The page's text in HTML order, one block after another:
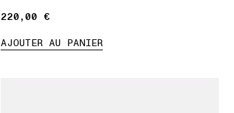
220,00 €
220,00 €
AJOUTER AU PANIER